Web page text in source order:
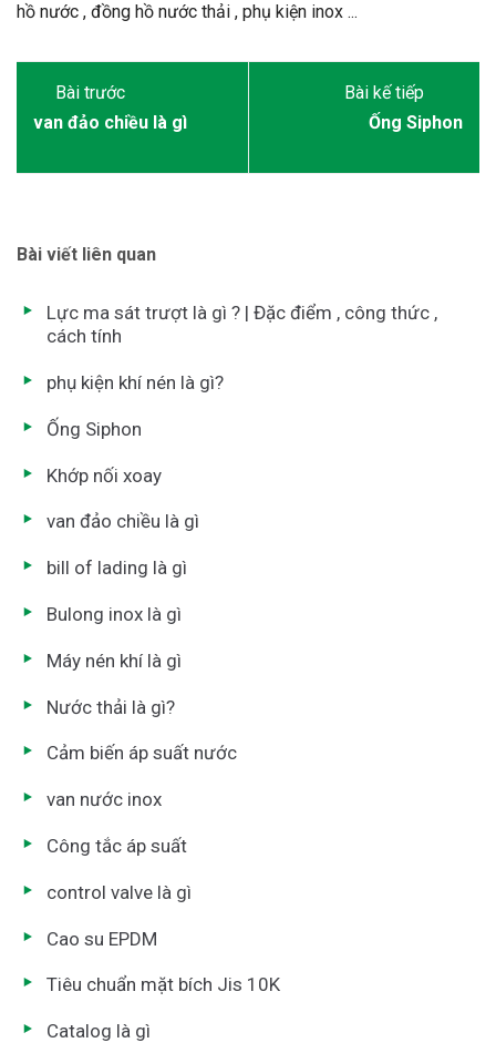
Bài viết liên quan
Lực ma sát trượt là gì ? | Đặc điểm , công thức ,
cách tính
phụ kiện khí nén là gì?
Ống Siphon
Khớp nối xoay
van đảo chiều là gì
bill of lading là gì
Bulong inox là gì
Máy nén khí là gì
Nước thải là gì?
Cảm biến áp suất nước
van nước inox
Công tắc áp suất
control valve là gì
Cao su EPDM
Tiêu chuẩn mặt bích Jis 10K
Catalog là gì
hồ nước , đồng hồ nước thải , phụ kiện inox ...
van đảo chiều là gì Ống Siphon